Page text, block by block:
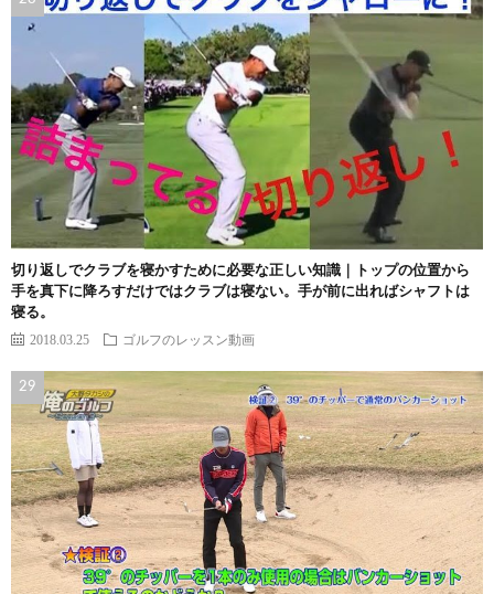
切り返しでクラブを寝かすために必要な正しい知識｜トップの位置から
手を真下に降ろすだけではクラブは寝ない。手が前に出ればシャフトは
寝る。
2018.03.25 ゴルフのレッスン動画